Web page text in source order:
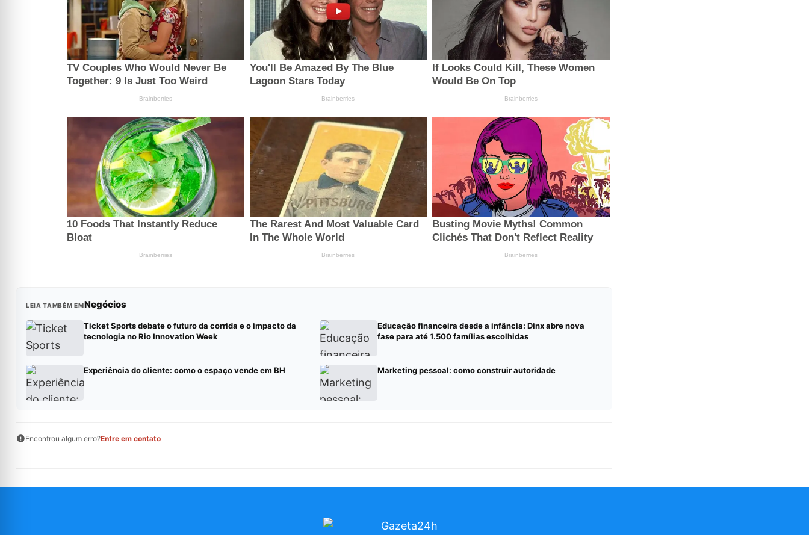
LEIA TAMBÉM EMNegócios
Ticket Sports debate o futuro da corrida e o impacto da
tecnologia no Rio Innovation Week
Educação financeira desde a infância: Dinx abre nova
fase para até 1.500 famílias escolhidas
Experiência do cliente: como o espaço vende em BH Marketing pessoal: como construir autoridade
Encontrou algum erro?Entre em contato